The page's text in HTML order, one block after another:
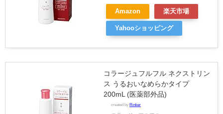
Amazon 楽天市場
Yahooショッピング
コラージュフルフル ネクストリン
ス うるおいなめらかタイプ
200mL (医薬部外品)
created by Rinker